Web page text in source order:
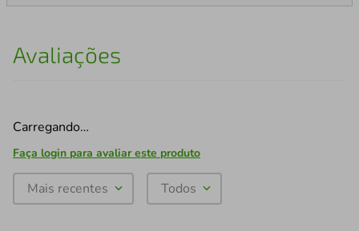
Avaliações
Carregando…
Faça login para avaliar este produto
Mais recentes Todos